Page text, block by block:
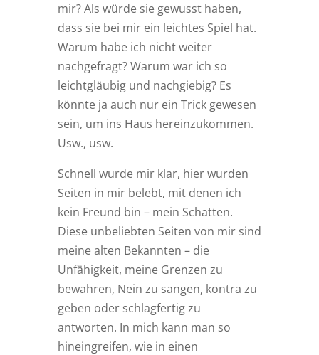
mir? Als würde sie gewusst haben,
dass sie bei mir ein leichtes Spiel hat.
Warum habe ich nicht weiter
nachgefragt? Warum war ich so
leichtgläubig und nachgiebig? Es
könnte ja auch nur ein Trick gewesen
sein, um ins Haus hereinzukommen.
Usw., usw.
Schnell wurde mir klar, hier wurden
Seiten in mir belebt, mit denen ich
kein Freund bin – mein Schatten.
Diese unbeliebten Seiten von mir sind
meine alten Bekannten – die
Unfähigkeit, meine Grenzen zu
bewahren, Nein zu sangen, kontra zu
geben oder schlagfertig zu
antworten. In mich kann man so
hineingreifen, wie in einen